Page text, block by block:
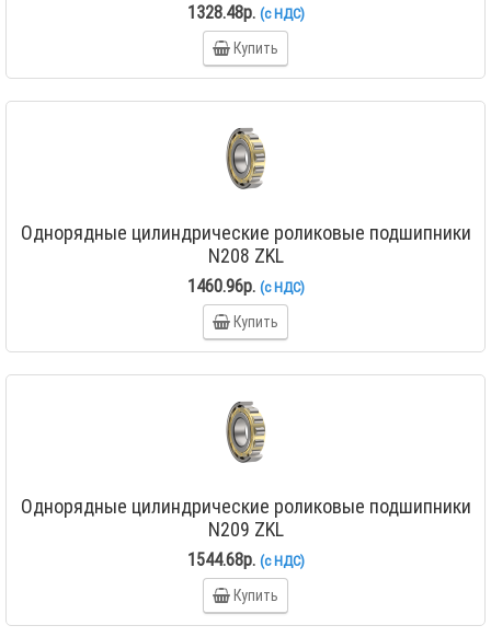
1328.48р. (с НДС)
Купить
Однорядные цилиндрические роликовые подшипники
N208 ZKL
1460.96р. (с НДС)
Купить
Однорядные цилиндрические роликовые подшипники
N209 ZKL
1544.68р. (с НДС)
Купить